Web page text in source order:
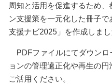
周知と活用を促進するため
ン支援策を一元化した冊子
支援ナビ2025」を作成しまし
PDFファイルにてダウンロ
ョンの管理適正化や再生の
ご活用ください。